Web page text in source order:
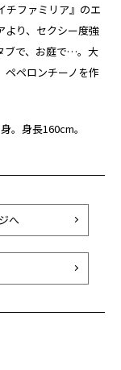
ファミリア』のエ
より、セクシー度強
ブで、お庭で…。大
ペペロンチーノを作
。身長160cm。
へ